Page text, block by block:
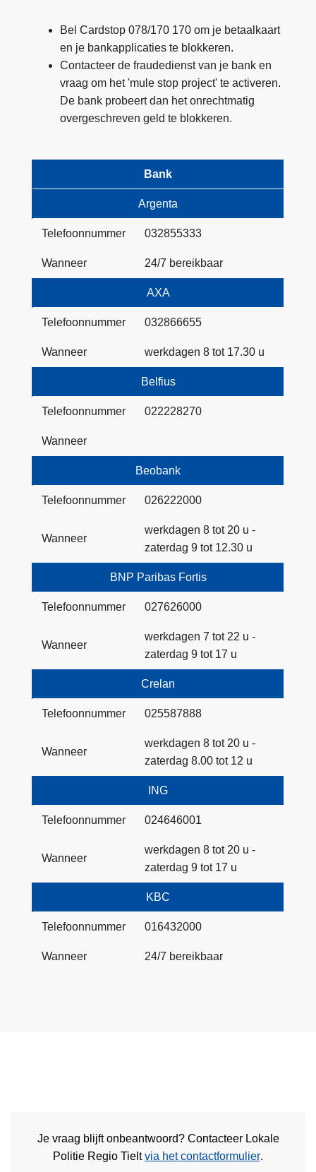
Bel Cardstop 078/170 170 om je betaalkaart
en je bankapplicaties te blokkeren.
Contacteer de fraudedienst van je bank en
vraag om het 'mule stop project' te activeren.
De bank probeert dan het onrechtmatig
overgeschreven geld te blokkeren.
Bank
Argenta
Telefoonnummer 032855333
Wanneer 24/7 bereikbaar
AXA
Telefoonnummer 032866655
Wanneer werkdagen 8 tot 17.30 u
Belfius
Telefoonnummer 022228270
Wanneer
Beobank
Telefoonnummer 026222000
Wanneer
werkdagen 8 tot 20 u -
zaterdag 9 tot 12.30 u
BNP Paribas Fortis
Telefoonnummer 027626000
Wanneer
werkdagen 7 tot 22 u -
zaterdag 9 tot 17 u
Crelan
Telefoonnummer 025587888
Wanneer
werkdagen 8 tot 20 u -
zaterdag 8.00 tot 12 u
ING
Telefoonnummer 024646001
Wanneer
werkdagen 8 tot 20 u -
zaterdag 9 tot 17 u
KBC
Telefoonnummer 016432000
Wanneer 24/7 bereikbaar
Je vraag blijft onbeantwoord? Contacteer Lokale
Politie Regio Tieltvia het contactformulier.